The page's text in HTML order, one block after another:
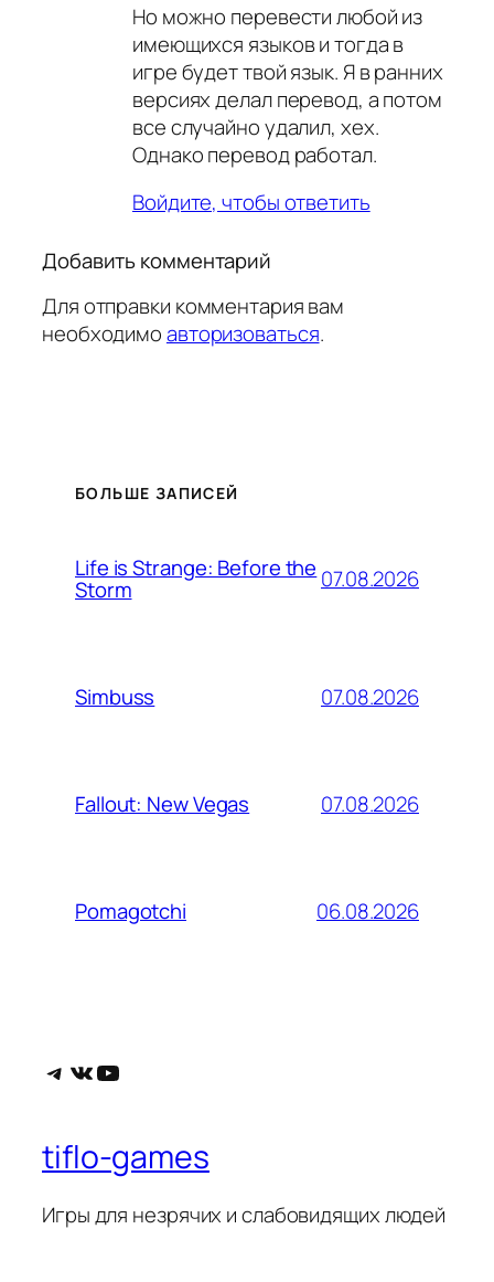
Но можно перевести любой из
имеющихся языков и тогда в
игре будет твой язык. Я в ранних
версиях делал перевод, а потом
все случайно удалил, хех.
Однако перевод работал.
Войдите, чтобы ответить
Добавить комментарий
Для отправки комментария вам
необходимоавторизоваться.
БОЛЬШЕ ЗАПИСЕЙ
Life is Strange: Before the
Storm 07.08.2026
Simbuss 07.08.2026
Fallout: New Vegas 07.08.2026
Pomagotchi 06.08.2026
Telegram
ВКонтакте
YouTube
tiflo-games
Игры для незрячих и слабовидящих людей